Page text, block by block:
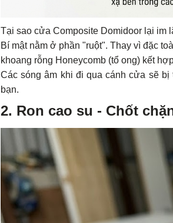
Tại sao cửa Composite Domidoor lại im
Bí mật nằm ở phần "ruột". Thay vì đặc
khoang rỗng Honeycomb (tổ ong) kết
Các sóng âm khi đi qua cánh cửa sẽ bị
bạn.
2. Ron cao su - Chốt